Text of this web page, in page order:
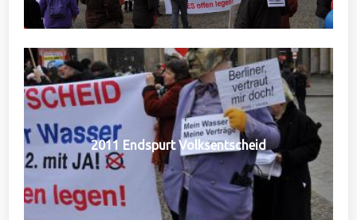
2011 Endspurt Volksentscheid